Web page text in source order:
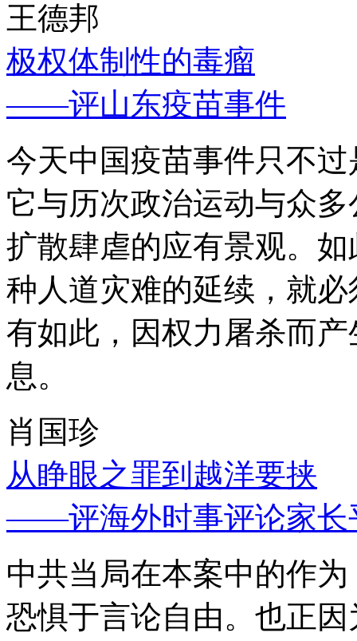
王德邦
极权体制性的毒瘤
——评山东疫苗事件
今天中国疫苗事件只不
它与历次政治运动与众
扩散肆虐的应有景观。
种人道灾难的延续，就
有如此，因权力屠杀而
息。
肖国珍
从睁眼之罪到越洋要挟
——评海外时事评论家长
中共当局在本案中的作
恐惧于言论自由。也正